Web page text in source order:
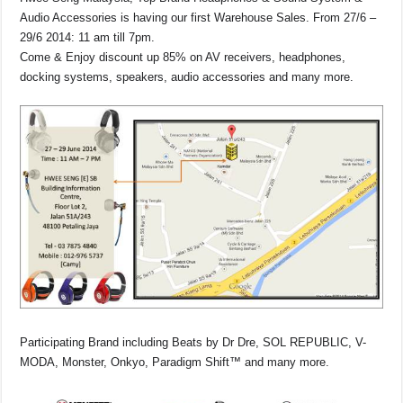
Audio Accessories is having our first Warehouse Sales. From 27/6 –
29/6 2014: 11 am till 7pm.
Come & Enjoy discount up 85% on AV receivers, headphones,
docking systems, speakers, audio accessories and many more.
Participating Brand including Beats by Dr Dre, SOL REPUBLIC, V-
MODA, Monster, Onkyo, Paradigm Shift™ and many more.